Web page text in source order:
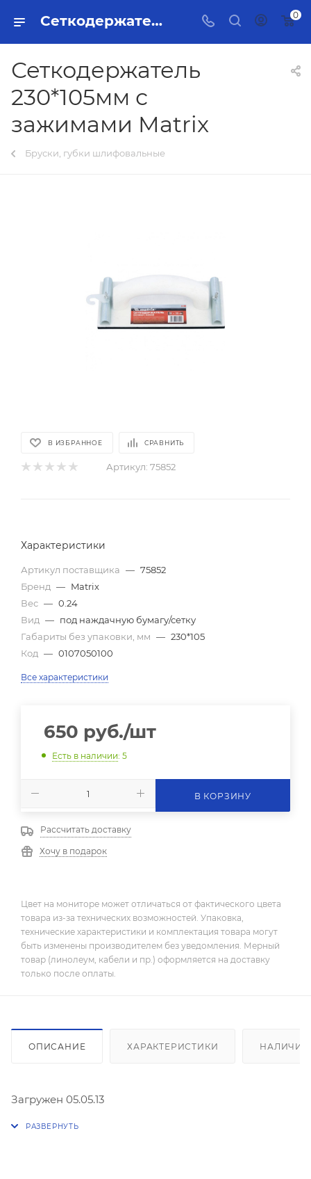
Сеткодержатель 230*105мм с зажимами Matrix Тольятти - купить в интернет-магазине, каталог с ценами и характеристиками 0
Сеткодержатель
230*105мм с
зажимами Matrix
Бруски, губки шлифовальные
В ИЗБРАННОЕ СРАВНИТЬ
Артикул: 75852
Характеристики
Артикул поставщика — 75852
Бренд — Matrix
Вес — 0.24
Вид — под наждачную бумагу/сетку
Габариты без упаковки, мм — 230*105
Код — 0107050100
Все характеристики
650 руб./шт
Есть в наличии: 5
В КОРЗИНУ
Рассчитать доставку
Хочу в подарок
Цвет на мониторе может отличаться от фактического цвета
товара из-за технических возможностей. Упаковка,
технические характеристики и комплектация товара могут
быть изменены производителем без уведомления. Мерный
товар (линолеум, кабели и пр.) оформляется на доставку
только после оплаты.
ОПИСАНИЕ ХАРАКТЕРИСТИКИ НАЛИЧИЕ
Загружен 05.05.13